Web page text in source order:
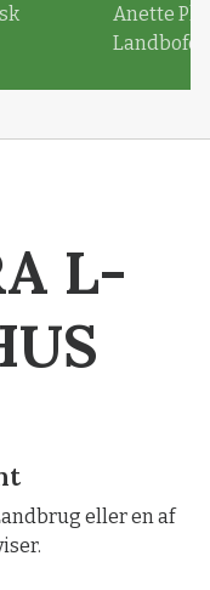
Anette
L-
eller en af